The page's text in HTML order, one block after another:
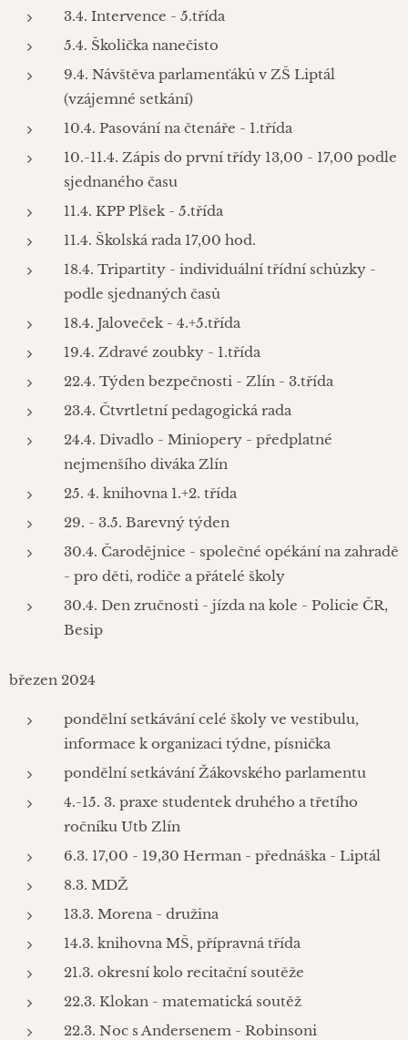
3.4. Intervence - 5.třída
5.4. Školička nanečisto
9.4. Návštěva parlamenťáků v ZŠ Liptál
(vzájemné setkání)
10.4. Pasování na čtenáře - 1.třída
10.-11.4. Zápis do první třídy 13,00 - 17,00 podle
sjednaného času
11.4. KPP Plšek - 5.třída
11.4. Školská rada 17,00 hod.
18.4. Tripartity - individuální třídní schůzky -
podle sjednaných časů
18.4. Jaloveček - 4.+5.třída
19.4. Zdravé zoubky - 1.třída
22.4. Týden bezpečnosti - Zlín - 3.třída
23.4. Čtvrtletní pedagogická rada
24.4. Divadlo - Miniopery - předplatné
nejmenšího diváka Zlín
25. 4. knihovna 1.+2. třída
29. - 3.5. Barevný týden
30.4. Čarodějnice - společné opékání na zahradě
- pro děti, rodiče a přátelé školy
30.4. Den zručnosti - jízda na kole - Policie ČR,
Besip
březen 2024
pondělní setkávání celé školy ve vestibulu,
informace k organizaci týdne, písnička
pondělní setkávání Žákovského parlamentu
4.-15. 3. praxe studentek druhého a třetího
ročníku Utb Zlín
6.3. 17,00 - 19,30 Herman - přednáška - Liptál
8.3. MDŽ
13.3. Morena - družina
14.3. knihovna MŠ, přípravná třída
21.3. okresní kolo recitační soutěže
22.3. Klokan - matematická soutěž
22.3. Noc s Andersenem - Robinsoni